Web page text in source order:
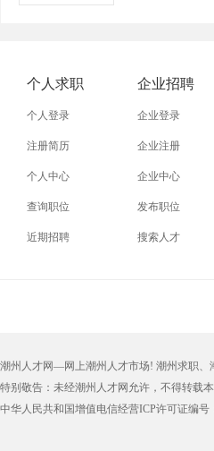
个人求职
个人登录
注册简历
个人中心
查询职位
近期招聘
企业招聘
企业登录
企业注册
企业中心
发布职位
搜索人才
潮州人才网—网上潮州人才市场! 潮州求职、
特别敬告：未经潮州人才网允许，不得转载
中华人民共和国增值电信经营ICP许可证编号